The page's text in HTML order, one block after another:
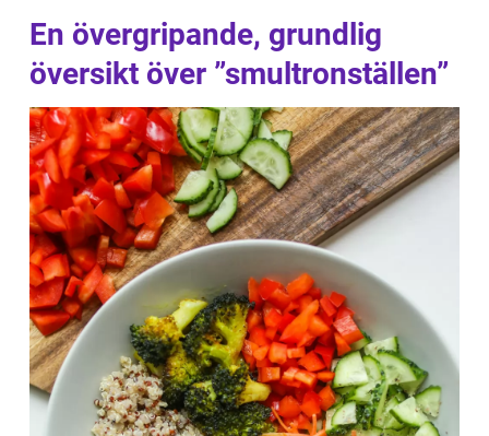
En övergripande, grundlig
översikt över ”smultronställen”